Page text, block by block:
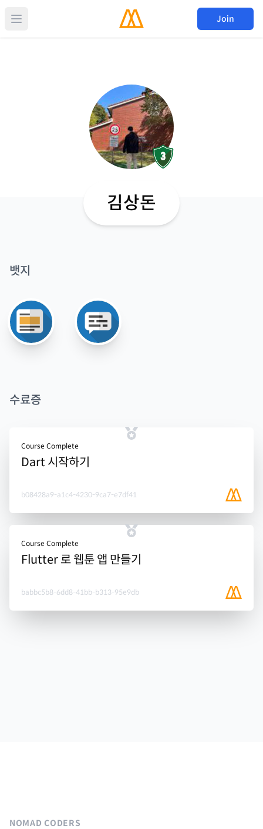
Join
김상돈
뱃지
수료증
Course Complete
Dart 시작하기
b08428a9-a1c4-4230-9ca7-e7df41
Course Complete
Flutter 로 웹툰 앱 만들기
babbc5b8-6dd8-41bb-b313-95e9db
NOMAD CODERS